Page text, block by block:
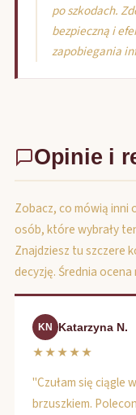
po szkodach.
bezpieczną i
zapobiegania
Opinie i
Zobacz, co mówią inni
osób, które wybrały
Znajdziesz tu szczere
decyzję. Średnia
KN Katarzyna N.
★★★★★
"Czułam się ciągle
brzuszkiem.